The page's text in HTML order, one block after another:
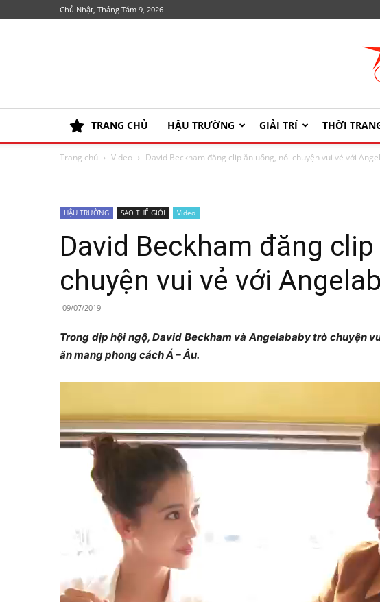
Chủ Nhật, Tháng Tám 9, 2026
TRANG CHỦ HẬU TRƯỜNG GIẢI TRÍ THỜI
Trang chủ Video David Beckham đăng clip ăn uống, nói chuyện vui vẻ với
HẬU TRƯỜNG SAO THẾ GIỚI Video
David Beckham đăng
chuyện vui vẻ với
09/07/2019
Trong dịp hội ngộ, David Beckham và Angelababy trò chuyện
ăn mang phong cách Á – Âu.
Video